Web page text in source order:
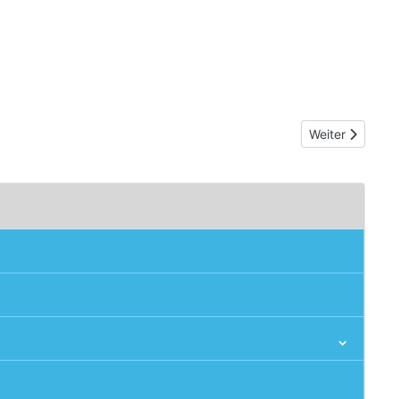
Nächster
Weiter